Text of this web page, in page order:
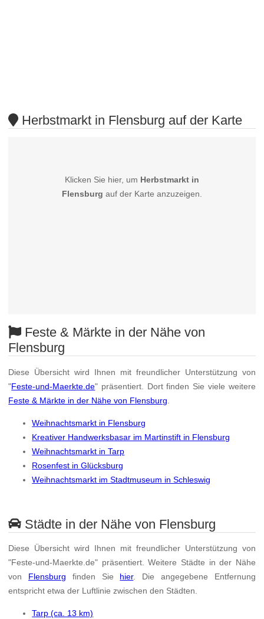
Herbstmarkt in Flensburg auf der Karte
Klicken Sie hier, um Herbstmarkt in
Flensburg auf der Karte anzuzeigen.
Feste & Märkte in der Nähe von
Flensburg
Diese Übersicht wird Ihnen mit freundlicher Unterstützung von
"Feste-und-Maerkte.de" präsentiert. Dort finden Sie viele weitere
Feste & Märkte in der Nähe von Flensburg
Weihnachtsmarkt in Flensburg
Kreativer Handwerksbasar im Martinstift in Flensburg
Weihnachtsmarkt in Tarp
Rosenfest in Glücksburg
Weihnachtsmarkt im Stadtmuseum in Schleswig
Städte in der Nähe von Flensburg
Diese Übersicht wird Ihnen mit freundlicher Unterstützung von
"Feste-und-Maerkte.de" präsentiert. Weitere Städte in der Nähe
von Flensburg finden Sie hier. Die angegebene Entfernung
entspricht etwa der Luftlinie zwischen den Städten.
Tarp (ca. 13 km)